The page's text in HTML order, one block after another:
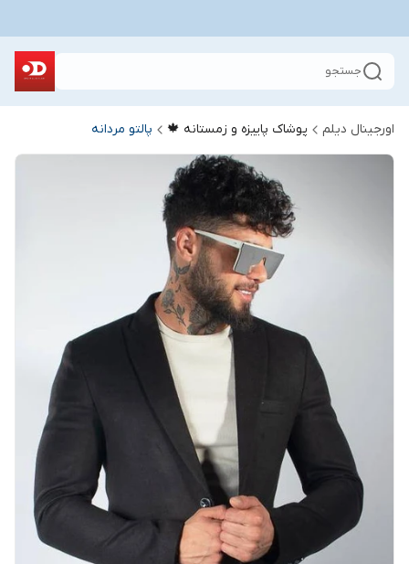
جستجو
اورجینال دیلم پوشاک پاییزه و زمستانه 🍁 پالتو مردانه